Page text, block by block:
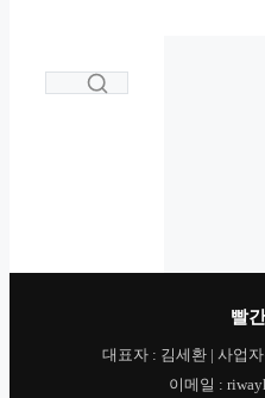
빨
대표자 : 김세환 | 사업
이메일 :